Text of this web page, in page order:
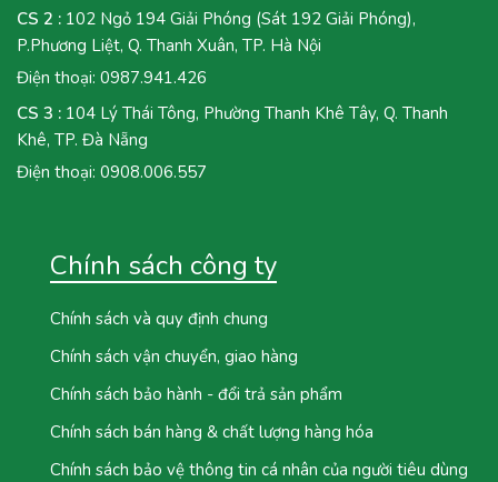
CS 2 : 102 Ngỏ 194 Giải Phóng (Sát 192 Giải Phóng),
P.Phương Liệt, Q. Thanh Xuân, TP. Hà Nội
Điện thoại: 0987.941.426
CS 3 : 104 Lý Thái Tông, Phường Thanh Khê Tây, Q. Thanh
Khê, TP. Đà Nẵng
Điện thoại: 0908.006.557
Chính sách công ty
Chính sách và quy định chung
Chính sách vận chuyển, giao hàng
Chính sách bảo hành - đổi trả sản phẩm
Chính sách bán hàng & chất lượng hàng hóa
Chính sách bảo vệ thông tin cá nhân của người tiêu dùng